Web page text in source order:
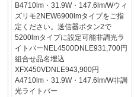
B4710lm・31.9W・147.6lm/Wウィ
ズリモ2NEW6900lmタイプをご指
定ください。送信器ボタン2で
5200lmタイプに設定可能非調光ラ
イトバーNEL4500DNLE931,700円
組合せ品名埋込
XFX450VDNLE943,900円
A4710lm・31.9W・147.6lm/W非調
光ライトバー